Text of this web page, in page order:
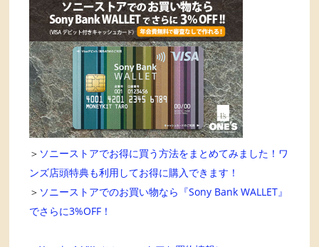
＞ ソニーストアでお得に買う方法をまとめてみました！ワ
ンズ店頭特典も利用してお得に購入できます！
＞ ソニーストアでのお買い物なら『Sony Bank WALLET』
でさらに3%OFF！